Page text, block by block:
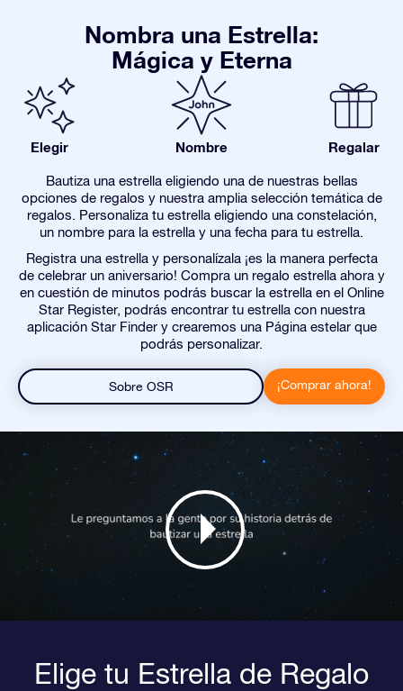
Nombra una Estrella:
Mágica y Eterna
Elegir Nombre Regalar
Bautiza una estrella eligiendo una de nuestras bellas
opciones de regalos y nuestra amplia selección temática de
regalos. Personaliza tu estrella eligiendo una constelación,
un nombre para la estrella y una fecha para tu estrella.
Registra una estrella y personalízala ¡es la manera perfecta
de celebrar un aniversario! Compra un regalo estrella ahora y
en cuestión de minutos podrás buscar la estrella en el Online
Star Register, podrás encontrar tu estrella con nuestra
aplicación Star Finder y crearemos una Página estelar que
podrás personalizar.
Sobre OSR ¡Comprar ahora!
Elige tu Estrella de Regalo